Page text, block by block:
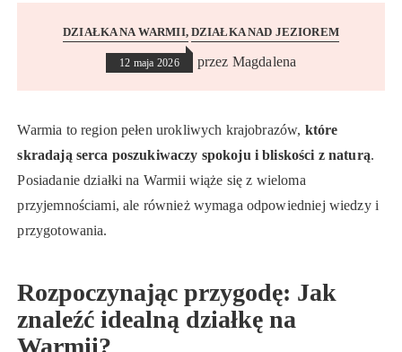
DZIAŁKA NA WARMII DZIAŁKA NAD JEZIOREM
12 maja 2026 przez Magdalena
Warmia to region pełen urokliwych krajobrazów, które
skradają serca poszukiwaczy spokoju i bliskości z naturą.
Posiadanie działki na Warmii wiąże się z wieloma
przyjemnościami, ale również wymaga odpowiedniej wiedzy i
przygotowania.
Rozpoczynając przygodę: Jak
znaleźć idealną działkę na
Warmii?